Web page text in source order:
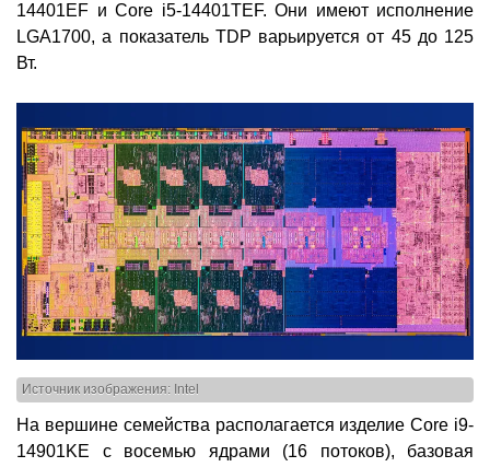
14401EF и Core i5-14401TEF. Они имеют исполнение
LGA1700, а показатель TDP варьируется от 45 до 125
Вт.
Источник изображения: Intel
На вершине семейства располагается изделие Core i9-
14901KE с восемью ядрами (16 потоков), базовая